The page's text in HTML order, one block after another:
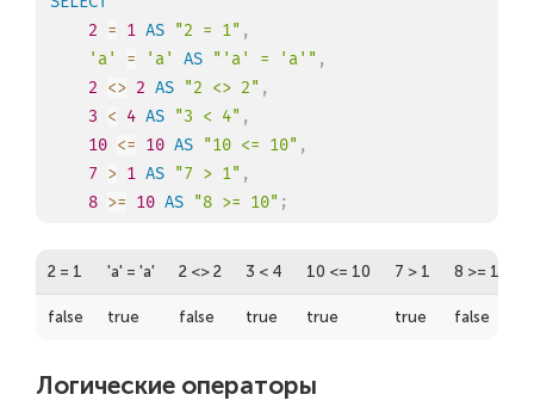
2 = 1 AS "2 = 1" ,
'a'
= 'a' AS "'a' = 'a'" ,
2 <> 2 AS "2 <> 2" ,
3 < 4 AS "3 < 4" ,
10 <= 10 AS "10 <= 10" ,
7 > 1 AS "7 > 1" ,
8 >= 10 AS "8 >= 10" ;
2 = 1 'a' = 'a' 2 <> 2 3 < 4 10 <= 10 7 > 1 8 >= 10
false true false true true true false
Логические операторы